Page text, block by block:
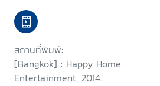
สถานที่พิมพ์:
[Bangkok] : Happy Home
Entertainment, 2014.